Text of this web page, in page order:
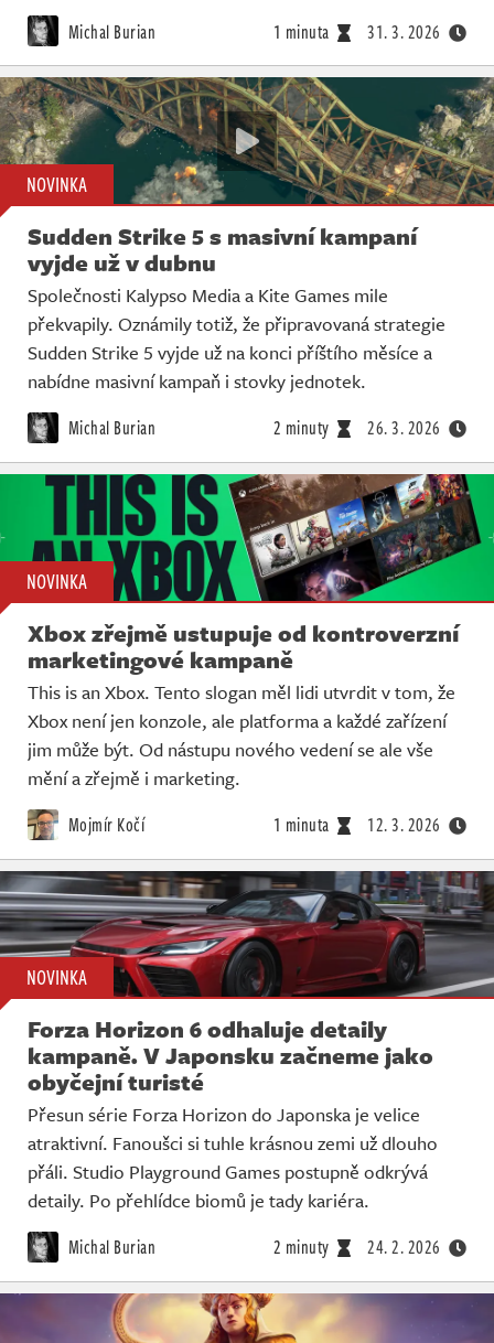
Michal Burian 1 minuta 31. 3. 2026
NOVINKA
Sudden Strike 5 s masivní kampaní
vyjde už v dubnu
Společnosti Kalypso Media a Kite Games mile
překvapily. Oznámily totiž, že připravovaná strategie
Sudden Strike 5 vyjde už na konci příštího měsíce a
nabídne masivní kampaň i stovky jednotek.
Michal Burian 2 minuty 26. 3. 2026
NOVINKA
Xbox zřejmě ustupuje od kontroverzní
marketingové kampaně
This is an Xbox. Tento slogan měl lidi utvrdit v tom, že
Xbox není jen konzole, ale platforma a každé zařízení
jim může být. Od nástupu nového vedení se ale vše
mění a zřejmě i marketing.
Mojmír Kočí 1 minuta 12. 3. 2026
NOVINKA
Forza Horizon 6 odhaluje detaily
kampaně. V Japonsku začneme jako
obyčejní turisté
Přesun série Forza Horizon do Japonska je velice
atraktivní. Fanoušci si tuhle krásnou zemi už dlouho
přáli. Studio Playground Games postupně odkrývá
detaily. Po přehlídce biomů je tady kariéra.
Michal Burian 2 minuty 24. 2. 2026